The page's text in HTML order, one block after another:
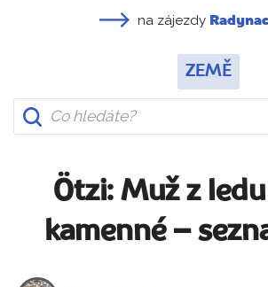
na zájezdy
ZEMĚ
Ötzi: Muž z
kamenné –